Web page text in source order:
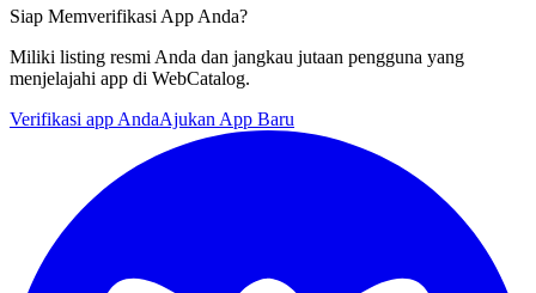
Siap Memverifikasi App Anda?
Miliki listing resmi Anda dan jangkau jutaan pengguna yang
menjelajahi app di WebCatalog.
Verifikasi app AndaAjukan App Baru